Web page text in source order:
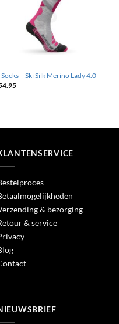
– Ski Silk Merino Lady 4.0
& bezorging
& service